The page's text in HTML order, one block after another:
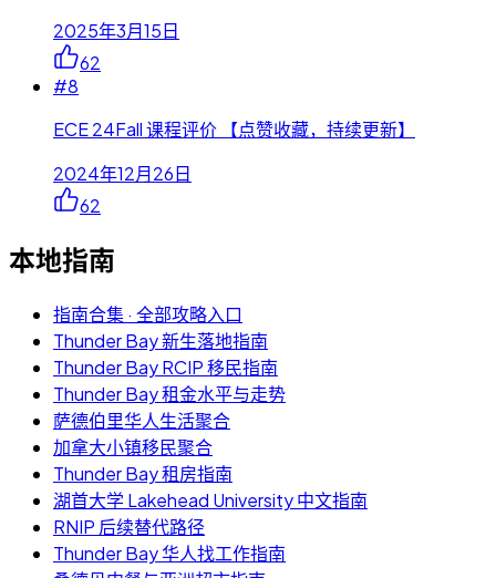
2025年3月15日
62
#8
ECE 24Fall 课程评价 【点赞收藏，持续更新】
2024年12月26日
62
本地指南
指南合集 · 全部攻略入口
Thunder Bay 新生落地指南
Thunder Bay RCIP 移民指南
Thunder Bay 租金水平与走势
萨德伯里华人生活聚合
加拿大小镇移民聚合
Thunder Bay 租房指南
湖首大学 Lakehead University 中文指南
RNIP 后续替代路径
Thunder Bay 华人找工作指南